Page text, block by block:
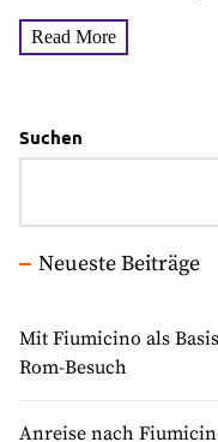
Nachteile, daher ist...
Read More
Suchen
Neueste Beiträge
Mit Fiumicino als
Rom-Besuch
Anreise nach